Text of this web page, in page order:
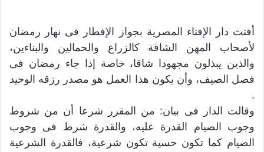
أفتت دار الإفتاء المصرية بجواز الإفطار فى نهار رمضان
لأصحاب المهن الشاقة كالزراع والحمالين والبناءين،
والذين يبذلون مجهودا شاقا، خاصة إذا جاء رمضان فى
فصل الصيف، وأن يكون هذا العمل هو مصدر رزقه الوحيد
.
وقالت الدار فى بيان: من المقرر شرعا أن من شروط
وجوب الصيام القدرة عليه، والقدرة شرط فى وجوب
الصيام كما تكون حسية تكون شرعية، فالقدرة الشرعية